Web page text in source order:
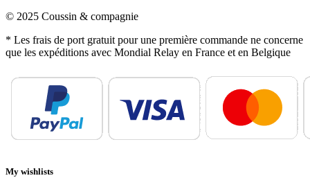
© 2025 Coussin & compagnie
* Les frais de port gratuit pour une première commande ne concerne
que les expéditions avec Mondial Relay en France et en Belgique
My wishlists